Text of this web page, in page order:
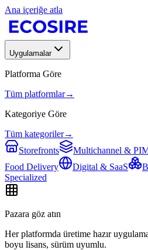
Ana içeriğe atla
Uygulamalar
Platforma Göre
Tüm platformlar→
Kategoriye Göre
Tüm kategoriler→
Storefronts
Multichannel &
Food Delivery
Digital & SaaS
Specialized
Pazara göz atın
Her platformda üretime hazır
boyu lisans, sürüm uyumlu.